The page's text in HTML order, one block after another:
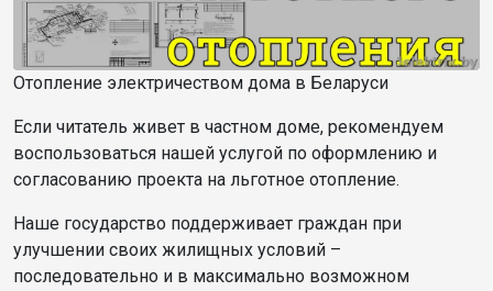
Отопление электричеством дома в Беларуси
Если читатель живет в частном доме, рекомендуем
воспользоваться нашей услугой по оформлению и
согласованию проекта на льготное отопление.
Наше государство поддерживает граждан при
улучшении своих жилищных условий –
последовательно и в максимально возможном